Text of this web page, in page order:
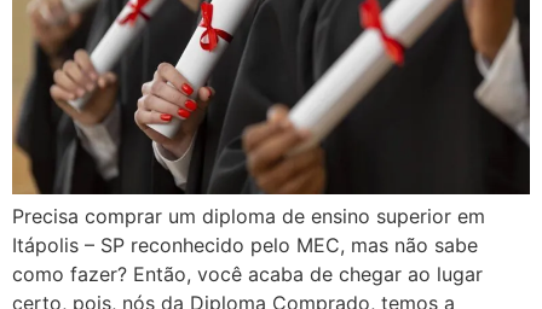
Precisa comprar um diploma de ensino superior em
Itápolis – SP reconhecido pelo MEC, mas não sabe
como fazer? Então, você acaba de chegar ao lugar
certo, pois, nós da Diploma Comprado, temos a